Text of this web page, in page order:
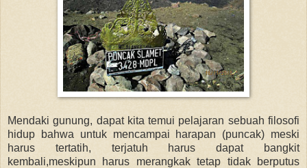
Mendaki gunung, dapat kita temui pelajaran sebuah filosofi
hidup bahwa untuk mencampai harapan (puncak) meski
harus tertatih, terjatuh harus dapat bangkit
kembali,meskipun harus merangkak tetap tidak berputus